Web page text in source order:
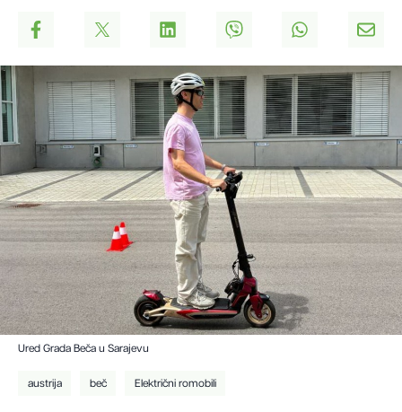
Ured Grada Beča u Sarajevu
austrija beč Električni romobili